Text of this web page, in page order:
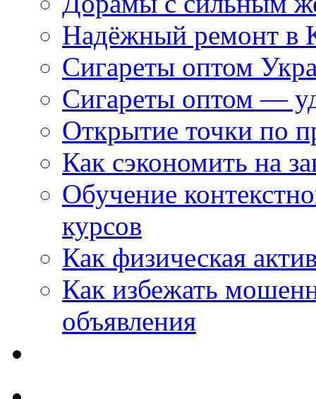
Надёжный ремонт в
Сигареты оптом
Сигареты оптом —
Открытие точки по
Как сэкономить на
Обучение
курсов
Как физическая
Как избежать
объявления